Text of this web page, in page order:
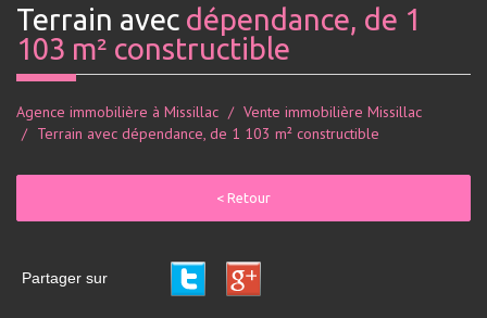
terrain avec dépendance, de 1
103 m² constructible
Agence immobilière à Missillac
Vente immobilière Missillac
Terrain avec dépendance, de 1 103 m² constructible
< Retour
Partager sur